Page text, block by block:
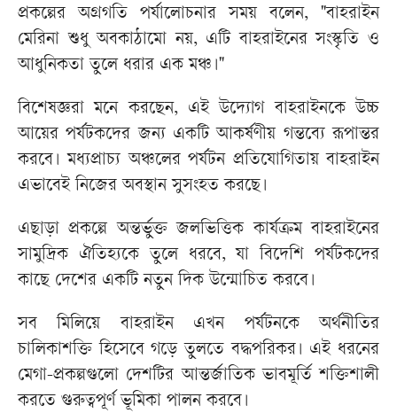
প্রকল্পের অগ্রগতি পর্যালোচনার সময় বলেন, "বাহরাইন
মেরিনা শুধু অবকাঠামো নয়, এটি বাহরাইনের সংস্কৃতি ও
আধুনিকতা তুলে ধরার এক মঞ্চ।"
বিশেষজ্ঞরা মনে করছেন, এই উদ্যোগ বাহরাইনকে উচ্চ
আয়ের পর্যটকদের জন্য একটি আকর্ষণীয় গন্তব্যে রূপান্তর
করবে। মধ্যপ্রাচ্য অঞ্চলের পর্যটন প্রতিযোগিতায় বাহরাইন
এভাবেই নিজের অবস্থান সুসংহত করছে।
এছাড়া প্রকল্পে অন্তর্ভুক্ত জলভিত্তিক কার্যক্রম বাহরাইনের
সামুদ্রিক ঐতিহ্যকে তুলে ধরবে, যা বিদেশি পর্যটকদের
কাছে দেশের একটি নতুন দিক উন্মোচিত করবে।
সব মিলিয়ে বাহরাইন এখন পর্যটনকে অর্থনীতির
চালিকাশক্তি হিসেবে গড়ে তুলতে বদ্ধপরিকর। এই ধরনের
মেগা-প্রকল্পগুলো দেশটির আন্তর্জাতিক ভাবমূর্তি শক্তিশালী
করতে গুরুত্বপূর্ণ ভূমিকা পালন করবে।